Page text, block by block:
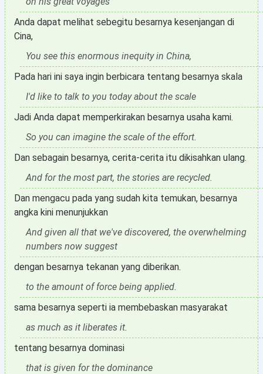
Anda dapat melihat sebegitu besarnya kesenjangan di
Cina,
You see this enormous inequity in China,
Pada hari ini saya ingin berbicara tentang besarnya skala
I'd like to talk to you today about the scale
Jadi Anda dapat memperkirakan besarnya usaha kami.
So you can imagine the scale of the effort.
Dan sebagain besarnya, cerita-cerita itu dikisahkan ulang.
And for the most part, the stories are recycled.
Dan mengacu pada yang sudah kita temukan, besarnya
angka kini menunjukkan
And given all that we've discovered, the overwhelming
numbers now suggest
dengan besarnya tekanan yang diberikan.
to the amount of force being applied.
sama besarnya seperti ia membebaskan masyarakat
as much as it liberates it.
tentang besarnya dominasi
that is given for the dominance